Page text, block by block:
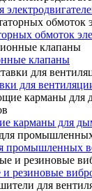
обмоток
клапаны
для
карманы для
промышленных
резиновые